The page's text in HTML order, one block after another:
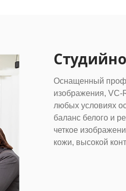
Оснащенный
изображения, VC-
любых условиях
баланс белого и
четкое
кожи, высокой